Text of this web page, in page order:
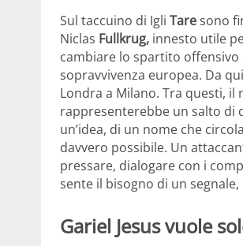
Sul taccuino di Igli Taresono
Niclas Fullkrug, innesto utile
cambiare lo spartito offensivo
sopravvivenza europea. Da
Londra a Milano. Tra questi, il
rappresenterebbe un salto di
un’idea, di un nome che
davvero possibile. Un
pressare, dialogare con i
sente il bisogno di un
Gariel Jesus vuole